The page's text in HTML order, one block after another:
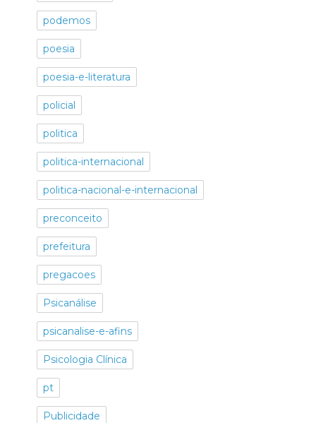
podemos
poesia
poesia-e-literatura
policial
politica
politica-internacional
politica-nacional-e-internacional
preconceito
prefeitura
pregacoes
Psicanálise
psicanalise-e-afins
Psicologia Clínica
pt
Publicidade